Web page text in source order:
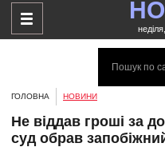
ГОЛОВНА НОВИНИ
Не віддав гроші за
суд обрав